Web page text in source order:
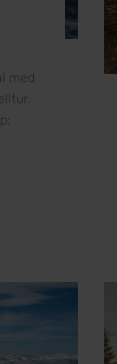
med